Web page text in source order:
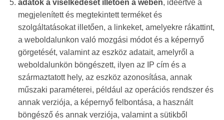
adatok a viselkedését illetően a weben, ideértve a
megjelenített és megtekintett terméket és
szolgáltatásokat illetően, a linkeket, amelyekre rákattint,
a weboldalunkon való mozgási módot és a képernyő
görgetését, valamint az eszköz adatait, amelyről a
weboldalunkön böngészett, ilyen az IP cím és a
származtatott hely, az eszköz azonosítása, annak
műszaki paraméterei, például az operációs rendszer és
annak verziója, a képernyő felbontása, a használt
böngésző és annak verziója, valamint a sütikből